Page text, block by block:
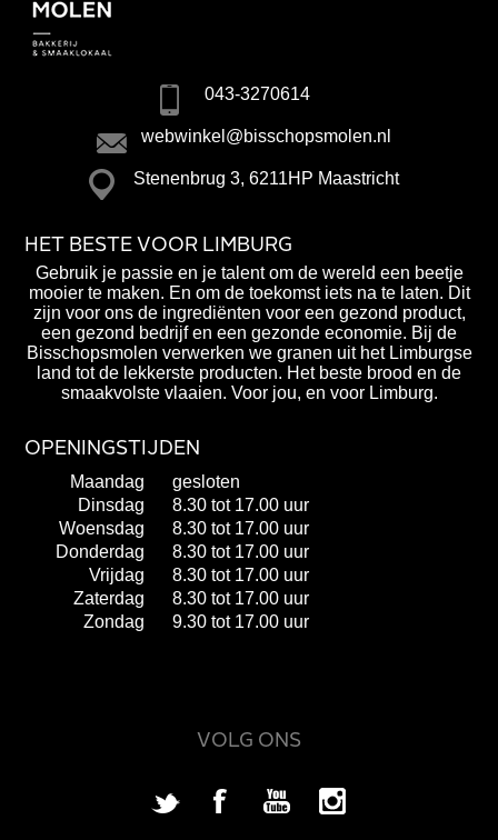
043-3270614
webwinkel@bisschopsmolen.nl
Stenenbrug 3, 6211HP Maastricht
HET BESTE VOOR LIMBURG
Gebruik je passie en je talent om de wereld een beetje
mooier te maken. En om de toekomst iets na te laten. Dit
zijn voor ons de ingrediënten voor een gezond product,
een gezond bedrijf en een gezonde economie. Bij de
Bisschopsmolen verwerken we granen uit het Limburgse
land tot de lekkerste producten. Het beste brood en de
smaakvolste vlaaien. Voor jou, en voor Limburg.
OPENINGSTIJDEN
Maandag
gesloten
Dinsdag
8.30 tot 17.00 uur
Woensdag
8.30 tot 17.00 uur
Donderdag
8.30 tot 17.00 uur
Vrijdag
8.30 tot 17.00 uur
Zaterdag
8.30 tot 17.00 uur
Zondag
9.30 tot 17.00 uur
VOLG ONS